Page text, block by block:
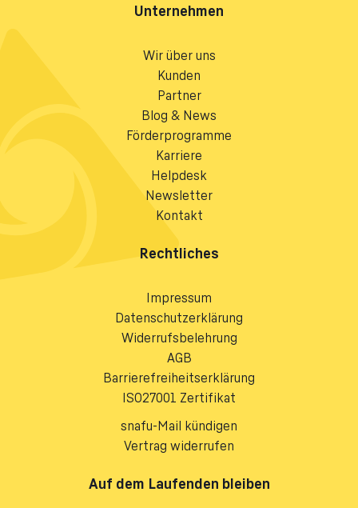
Unternehmen
Wir über uns
Kunden
Partner
Blog & News
Förderprogramme
Karriere
Helpdesk
Newsletter
Kontakt
Rechtliches
Impressum
Datenschutzerklärung
Widerrufsbelehrung
AGB
Barrierefreiheitserklärung
ISO27001 Zertifikat
snafu-Mail kündigen
Vertrag widerrufen
Auf dem Laufenden bleiben